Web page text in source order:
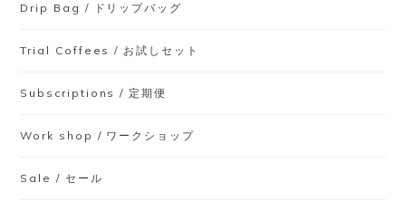
Drip Bag / ドリップバッグ
Trial Coffees / お試しセット
Subscriptions / 定期便
Work shop / ワークショップ
Sale / セール